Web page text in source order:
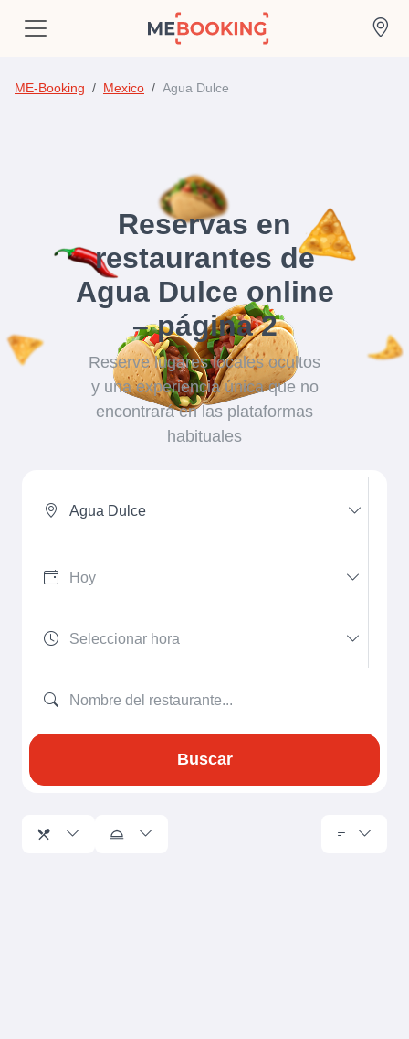
ME-Booking Mexico Agua Dulce
Reservas en
restaurantes de
Agua Dulce online
– página 2
Reserve lugares locales ocultos
y una experiencia única que no
encontrará en las plataformas
habituales
Agua Dulce
Buscar